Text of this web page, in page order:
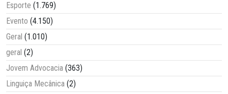
Esporte (1.769)
Evento (4.150)
Geral (1.010)
geral (2)
Jovem Advocacia (363)
Linguiça Mecânica (2)